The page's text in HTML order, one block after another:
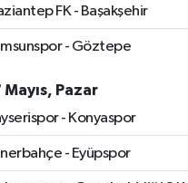
FK - Başakşehir
- Göztepe
Mayıs, Pazar
- Konyaspor
- Eyüpspor